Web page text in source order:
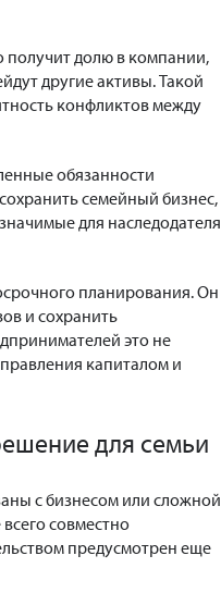
получит долю в компании,
другие активы. Такой
конфликтов между
обязанности
семейный бизнес,
для наследодателя
планирования. Он
и сохранить
это не
капиталом и
для семьи
с бизнесом или сложной
совместно
предусмотрен еще